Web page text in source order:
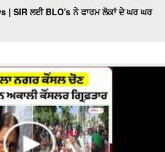
| SIR ਲਈ BLO's ਨੇ ਫਾਰਮ ਲੋਕਾਂ ਦੇ ਘਰ ਘਰ